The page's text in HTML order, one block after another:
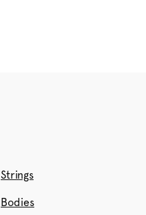
Strings
Bodies